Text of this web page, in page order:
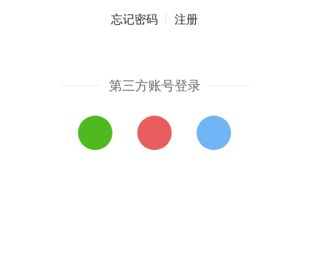
忘记密码 注册
第三方账号登录